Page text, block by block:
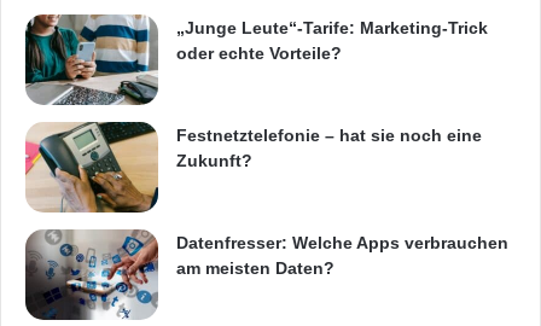
„Junge Leute“-Tarife: Marketing-Trick
oder echte Vorteile?
Festnetztelefonie – hat sie noch eine
Zukunft?
Datenfresser: Welche Apps verbrauchen
am meisten Daten?